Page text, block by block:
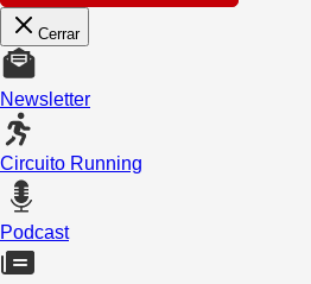
Cerrar
Newsletter
Circuito Running
Podcast